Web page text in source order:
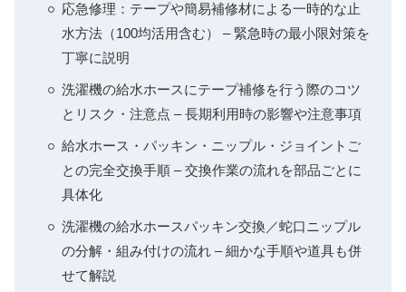
応急修理：テープや簡易補修材による一時的な止
水方法（100均活用含む） – 緊急時の最小限対策を
丁寧に説明
洗濯機の給水ホースにテープ補修を行う際のコツ
とリスク・注意点 – 長期利用時の影響や注意事項
給水ホース・パッキン・ニップル・ジョイントご
との完全交換手順 – 交換作業の流れを部品ごとに
具体化
洗濯機の給水ホースパッキン交換／蛇口ニップル
の分解・組み付けの流れ – 細かな手順や道具も併
せて解説